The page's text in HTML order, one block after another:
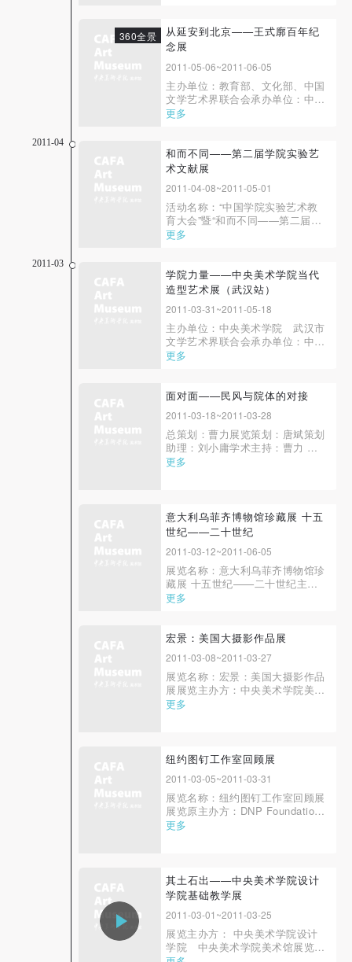
2011年5月10日15:00展览地点：
中央美术学院美术馆 二层半展厅
术机构也在不断探索...
360全景
从延安到北京——王式廓百年纪
念展
2011-05-06~2011-06-05
主办单位：教育部、文化部、中国
文学艺术界联合会承办单位：中央
美术学院、中国美术馆、中国美术
6日11：00展期：2011年5月6
日-2011年6月5日展览地点：中央
美术学院美术馆 1层大厅、2A、
3A、3B、4F展厅展览...
更多
2011-04
和而不同——第二届学院实验艺
术文献展
2011-04-08~2011-05-01
活动名称：“中国学院实验艺术教
育大会”暨“和而不同——第二届学
院实验艺术文献展”展览名称：和
单位：中国美术学院、广州美术学
院、四川美术学院、西安美术学
院、鲁迅美术学院、天津美术学
院、湖北美术学院、清...
更多
2011-03
学院力量——中央美术学院当代
造型艺术展（武汉站）
2011-03-31~2011-05-18
主办单位：中央美术学院 武汉市
文学艺术界联合会承办单位：中央
美术学院美术馆 中央美术学院造
０ 展期：２０１１年３月
策展人：王璜生、苏新平学术主
持：刘小东参展艺术家...
更多
面对面——民风与院体的对接
2011-03-18~2011-03-28
总策划：曹力展览策划：唐斌策划
助理：刘小庸学术主持：曹力 颜
新元参展艺术家：曹力 雷鸣 周建
展览地点：中央美术学院教学展厅
（原地下展厅）展览时间：2011
年3月...
更多
意大利乌菲齐博物馆珍藏展 十五
世纪——二十世纪
2011-03-12~2011-06-05
展览名称：意大利乌菲齐博物馆珍
藏展 十五世纪——二十世纪主办
单位：意大利乌菲齐博物馆 中国
馆、辽宁省博物馆、湖南省博物
单位：中意博联（北京）国际文化
传播有限公司 Conte...
更多
宏景：美国大摄影作品展
2011-03-08~2011-03-27
展览名称：宏景：美国大摄影作品
展展览主办方：中央美术学院美术
馆，美国遗产项目小组展览时间：
尼亚州欧文市的一座已经废弃的海
家将一间F-18...
更多
纽约图钉工作室回顾展
2011-03-05~2011-03-31
展览名称：纽约图钉工作室回顾展
展览原主办方：DNP Foundation
for Cultural Promotion展览中国主
方：深圳市创意品牌促进会、中央
美术学院设计学院特别鸣谢：米尔
顿•格拉瑟公...
更多
其土石出——中央美术学院设计
学院基础教学展
2011-03-01~2011-03-25
展览主办方： 中央美术学院设计
学院 中央美术学院美术馆展览时
快捷登录 帐号密码登录
可使用雅昌艺术网会员账户登录